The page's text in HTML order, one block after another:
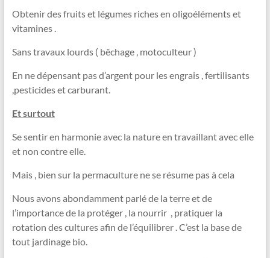
Obtenir des fruits et légumes riches en oligoéléments et
vitamines .
Sans travaux lourds ( bêchage , motoculteur )
En ne dépensant pas d’argent pour les engrais , fertilisants
,pesticides et carburant.
Et surtout
Se sentir en harmonie avec la nature en travaillant avec elle
et non contre elle.
Mais , bien sur la permaculture ne se résume pas à cela
Nous avons abondamment parlé de la terre et de
l’importance de la protéger , la nourrir , pratiquer la
rotation des cultures afin de l’équilibrer . C’est la base de
tout jardinage bio.